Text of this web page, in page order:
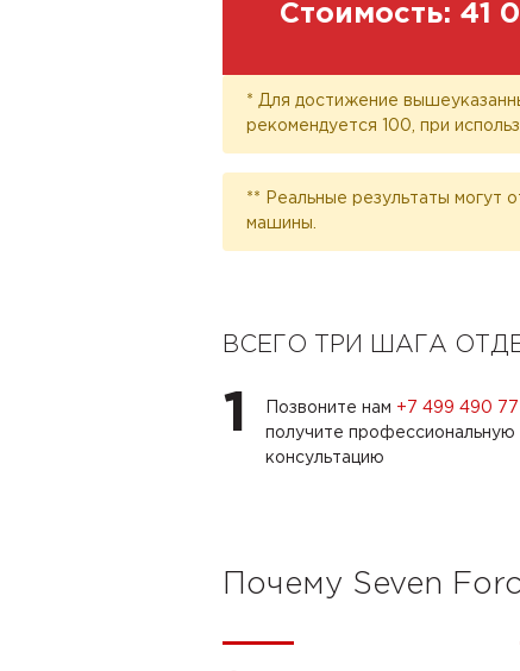
Стоимость: 41
* Для достижение
рекомендуется 100, при
** Реальные результаты могут
машины.
ВСЕГО ТРИ ШАГА
1 Позвоните нам +7 499 490
получите профессиональную
консультацию
Почему Seven